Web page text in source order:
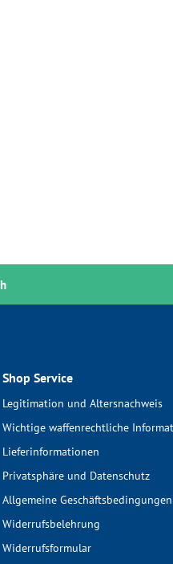
Shop Service
Legitimation und Altersnachweis
Wichtige waffenrechtliche
Lieferinformationen
Privatsphäre und Datenschutz
Allgemeine Geschäftsbedingungen
Widerrufsbelehrung
Widerrufsformular